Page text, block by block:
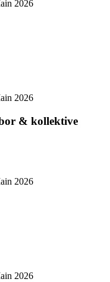
2026
2026
& kollektive
2026
2026